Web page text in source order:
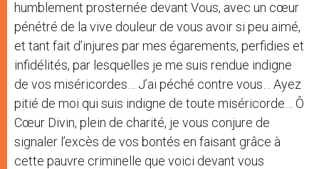
humblement prosternée devant Vous, avec un cœur
pénétré de la vive douleur de vous avoir si peu aimé,
et tant fait d’injures par mes égarements, perfidies et
infidélités, par lesquelles je me suis rendue indigne
de vos miséricordes… J’ai péché contre vous… Ayez
pitié de moi qui suis indigne de toute miséricorde… Ô
Cœur Divin, plein de charité, je vous conjure de
signaler l’excès de vos bontés en faisant grâce à
cette pauvre criminelle que voici devant vous